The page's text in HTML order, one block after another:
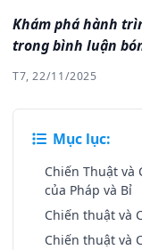
Khám phá hành
trong bình luận
T7, 22/11/2025
Mục lục:
Chiến Thuật và
của Pháp và Bỉ
Chiến thuật và
Chiến thuật và